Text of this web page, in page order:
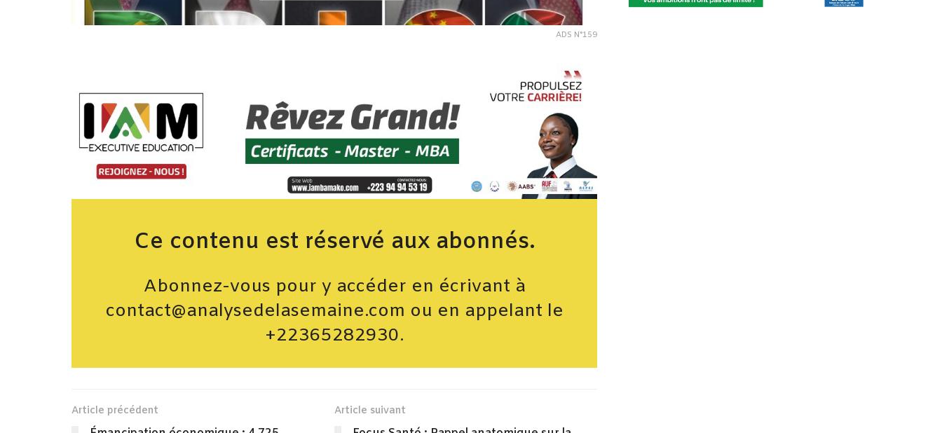
ADS N°159
Ce contenu est réservé aux abonnés.
Abonnez-vous pour y accéder en écrivant à
contact@analysedelasemaine.com ou en appelant le
+22365282930.
Article précédent Article suivant